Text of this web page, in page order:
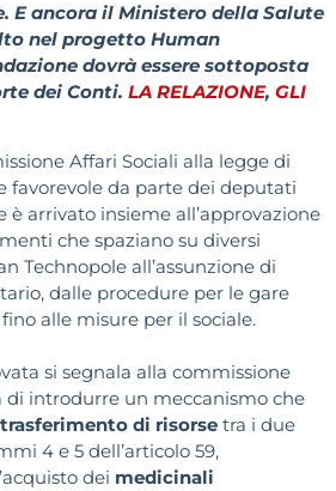
E ancora il Ministero della Salute
nel progetto Human
dovrà essere sottoposta
dei Conti. LA RELAZIONE, GLI
Affari Sociali alla legge di
favorevole da parte dei deputati
è arrivato insieme all’approvazione
che spaziano su diversi
Technopole all’assunzione di
dalle procedure per le gare
alle misure per il sociale.
si segnala alla commissione
di introdurre un meccanismo che
trasferimento di risorse tra i due
4 e 5 dell’articolo 59,
dei medicinali